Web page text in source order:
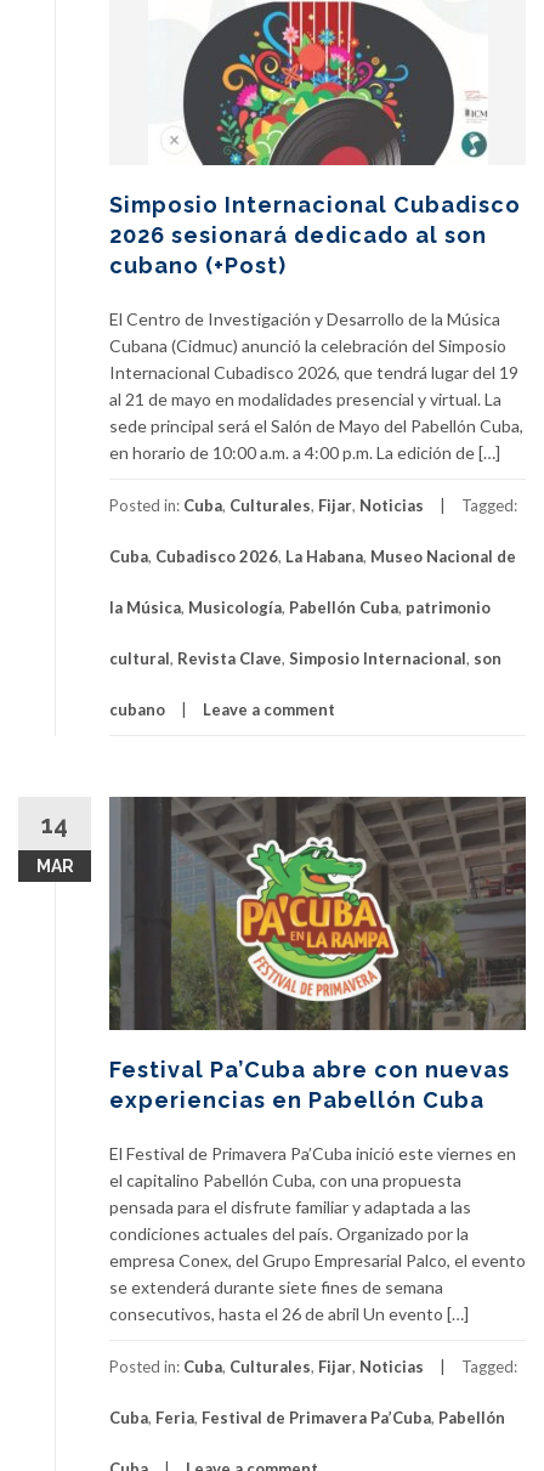
Simposio Internacional Cubadisco
2026 sesionará dedicado al son
cubano (+Post)
El Centro de Investigación y Desarrollo de la Música
Cubana (Cidmuc) anunció la celebración del Simposio
Internacional Cubadisco 2026, que tendrá lugar del 19
al 21 de mayo en modalidades presencial y virtual. La
sede principal será el Salón de Mayo del Pabellón Cuba,
en horario de 10:00 a.m. a 4:00 p.m. La edición de […]
Posted in: Cuba, Culturales, Fijar, Noticias Tagged:
Cuba, Cubadisco 2026, La Habana, Museo Nacional de
la Música, Musicología, Pabellón Cuba, patrimonio
cultural, Revista Clave, Simposio Internacional, son
cubano Leave a comment
14
MAR
Festival Pa’Cuba abre con nuevas
experiencias en Pabellón Cuba
El Festival de Primavera Pa’Cuba inició este viernes en
el capitalino Pabellón Cuba, con una propuesta
pensada para el disfrute familiar y adaptada a las
condiciones actuales del país. Organizado por la
empresa Conex, del Grupo Empresarial Palco, el evento
se extenderá durante siete fines de semana
consecutivos, hasta el 26 de abril Un evento […]
Posted in: Cuba, Culturales, Fijar, Noticias Tagged:
Cuba, Feria, Festival de Primavera Pa’Cuba, Pabellón